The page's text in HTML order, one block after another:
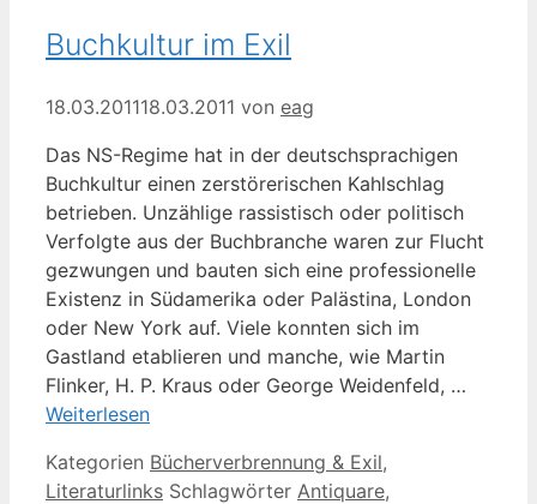
Buchkultur im Exil
18.03.201118.03.2011 von eag
Das NS-Regime hat in der deutschsprachigen
Buchkultur einen zerstörerischen Kahlschlag
betrieben. Unzählige rassistisch oder politisch
Verfolgte aus der Buchbranche waren zur Flucht
gezwungen und bauten sich eine professionelle
Existenz in Südamerika oder Palästina, London
oder New York auf. Viele konnten sich im
Gastland etablieren und manche, wie Martin
Flinker, H. P. Kraus oder George Weidenfeld, …
Weiterlesen
Kategorien Bücherverbrennung & Exil,
Literaturlinks Schlagwörter Antiquare,